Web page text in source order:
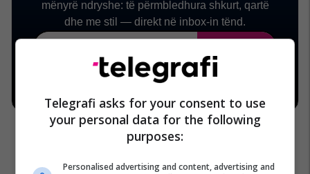
Telegrafi asks for your consent to use
your personal data for the following
purposes:
Personalised advertising and content, advertising and